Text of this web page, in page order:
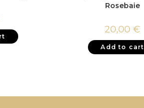
Rosebaie
20,00 €
Add to cart